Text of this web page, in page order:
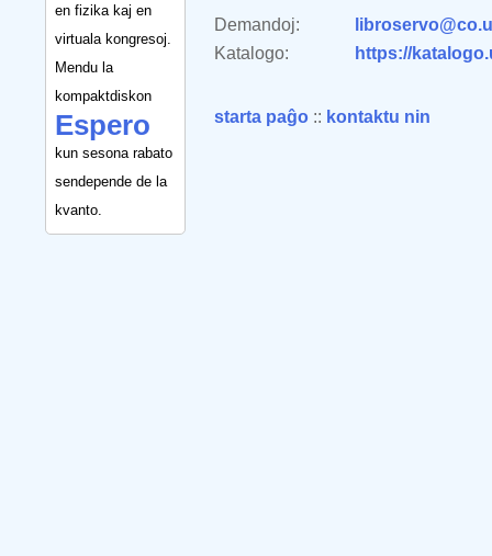
en fizika kaj en
virtuala kongresoj.
Mendu la
kompaktdiskon
Espero
kun sesona rabato
sendepende de la
kvanto.
Demandoj:
Katalogo:
https://
starta paĝo :: kontaktu nin